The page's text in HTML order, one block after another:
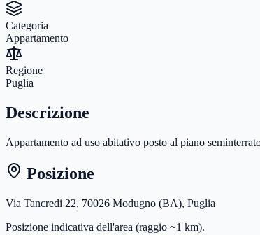
Categoria
Appartamento
Regione
Puglia
Descrizione
Appartamento ad uso abitativo posto al piano
Posizione
Via Tancredi 22, 70026 Modugno (BA), Puglia
Posizione indicativa dell'area (raggio ~1 km).